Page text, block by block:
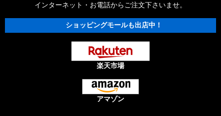
インターネット・お電話からご注文下さいませ。
ショッピングモールも出店中！
楽天市場
アマゾン